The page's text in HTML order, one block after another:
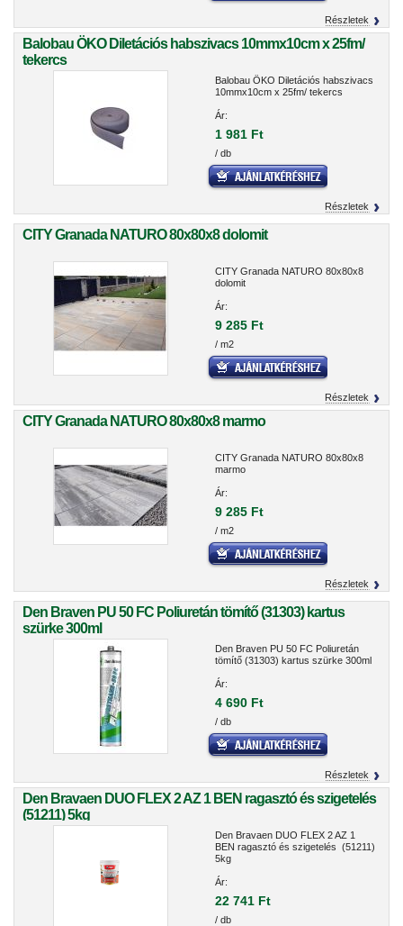
Részletek
Balobau ÖKO Diletációs habszivacs 10mmx10cm x 25fm/
tekercs
Balobau ÖKO Diletációs habszivacs
10mmx10cm x 25fm/ tekercs
Ár:
1 981 Ft
/ db
Részletek
CITY Granada NATURO 80x80x8 dolomit
CITY Granada NATURO 80x80x8
dolomit
Ár:
9 285 Ft
/ m2
Részletek
CITY Granada NATURO 80x80x8 marmo
CITY Granada NATURO 80x80x8
marmo
Ár:
9 285 Ft
/ m2
Részletek
Den Braven PU 50 FC Poliuretán tömítő (31303) kartus
szürke 300ml
Den Braven PU 50 FC Poliuretán
tömítő (31303) kartus szürke 300ml
Ár:
4 690 Ft
/ db
Részletek
Den Bravaen DUO FLEX 2 AZ 1 BEN ragasztó és szigetelés
(51211) 5kg
Den Bravaen DUO FLEX 2 AZ 1
BEN ragasztó és szigetelés (51211)
5kg
Ár:
22 741 Ft
/ db